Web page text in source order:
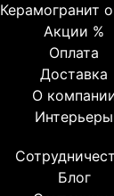
Керамогранит
Акции %
Оплата
Доставка
О
Интерьеры
Блог